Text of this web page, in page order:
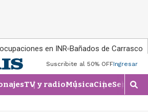
en INR Bañados de Carrasco
Suscribite al 50% OFFIngresar
TV y radioMúsicaCineSeries
M
o